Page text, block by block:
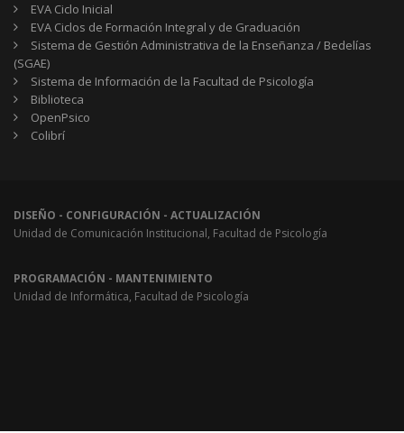
EVA Ciclo Inicial
EVA Ciclos de Formación Integral y de Graduación
Sistema de Gestión Administrativa de la Enseñanza / Bedelías
(SGAE)
Sistema de Información de la Facultad de Psicología
Biblioteca
OpenPsico
Colibrí
DISEÑO - CONFIGURACIÓN - ACTUALIZACIÓN
Unidad de Comunicación Institucional, Facultad de Psicología
PROGRAMACIÓN - MANTENIMIENTO
Unidad de Informática, Facultad de Psicología